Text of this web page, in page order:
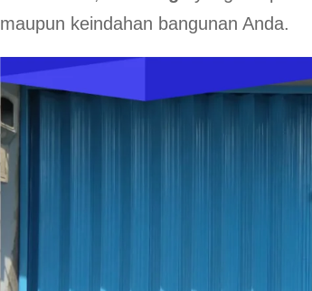
maupun keindahan bangunan Anda.